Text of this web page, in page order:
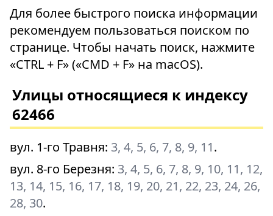
Для более быстрого поиска информации
рекомендуем пользоваться поиском по
странице. Чтобы начать поиск, нажмите
«CTRL + F» («CMD + F» на macOS).
Улицы относящиеся к индексу
62466
вул. 1-го Травня: 3, 4, 5, 6, 7, 8, 9, 11.
вул. 8-го Березня: 3, 4, 5, 6, 7, 8, 9, 10, 11, 12,
13, 14, 15, 16, 17, 18, 19, 20, 21, 22, 23, 24, 26,
28, 30.